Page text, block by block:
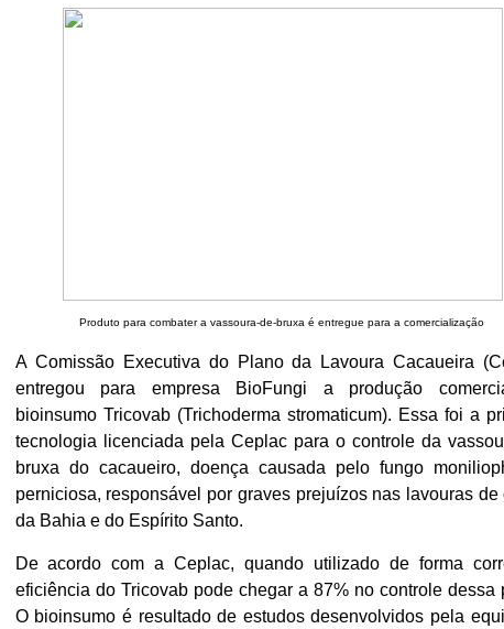
Produto para combater a vassoura-de-bruxa é entregue para a comercialização
A Comissão Executiva do Plano da Lavoura Cacaueira
entregou para empresa BioFungi a produção
bioinsumo Tricovab (Trichoderma stromaticum). Essa foi a
tecnologia licenciada pela Ceplac para o controle da
bruxa do cacaueiro, doença causada pelo fungo
perniciosa, responsável por graves prejuízos nas lavouras de
da Bahia e do Espírito Santo.
De acordo com a Ceplac, quando utilizado de forma
eficiência do Tricovab pode chegar a 87% no controle dessa
O bioinsumo é resultado de estudos desenvolvidos pela